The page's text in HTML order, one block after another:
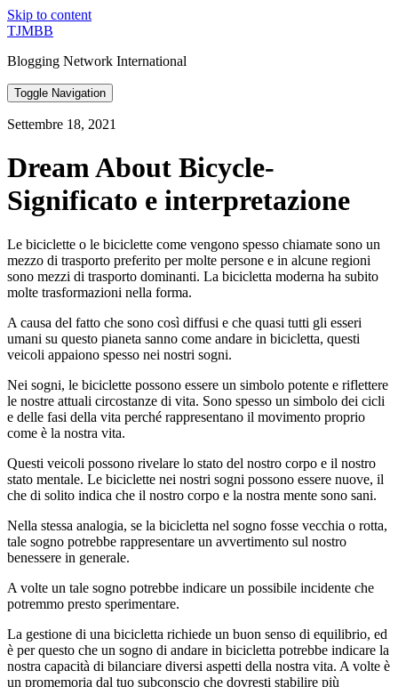
Skip to content
TJMBB
Blogging Network International
Toggle Navigation
Settembre 18, 2021
Dream About Bicycle-
Significato e interpretazione
Le biciclette o le biciclette come vengono spesso chiamate sono un
mezzo di trasporto preferito per molte persone e in alcune regioni
sono mezzi di trasporto dominanti. La bicicletta moderna ha subito
molte trasformazioni nella forma.
A causa del fatto che sono così diffusi e che quasi tutti gli esseri
umani su questo pianeta sanno come andare in bicicletta, questi
veicoli appaiono spesso nei nostri sogni.
Nei sogni, le biciclette possono essere un simbolo potente e riflettere
le nostre attuali circostanze di vita. Sono spesso un simbolo dei cicli
e delle fasi della vita perché rappresentano il movimento proprio
come è la nostra vita.
Questi veicoli possono rivelare lo stato del nostro corpo e il nostro
stato mentale. Le biciclette nei nostri sogni possono essere nuove, il
che di solito indica che il nostro corpo e la nostra mente sono sani.
Nella stessa analogia, se la bicicletta nel sogno fosse vecchia o rotta,
tale sogno potrebbe rappresentare un avvertimento sul nostro
benessere in generale.
A volte un tale sogno potrebbe indicare un possibile incidente che
potremmo presto sperimentare.
La gestione di una bicicletta richiede un buon senso di equilibrio, ed
è per questo che un sogno di andare in bicicletta potrebbe indicare la
nostra capacità di bilanciare diversi aspetti della nostra vita. A volte è
un promemoria dal tuo subconscio che dovresti stabilire più